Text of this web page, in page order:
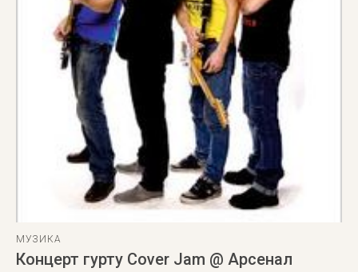
МУЗИКА
Концерт гурту Cover Jam @ Арсенал